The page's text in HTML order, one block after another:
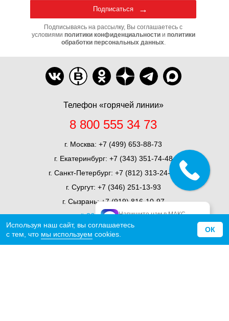
О компании
Телефон «горячей линии»
8 800 555 34 73
г. Москва: +7 (499) 653-88-73
г. Екатеринбург: +7 (343) 351-74-48
г. Санкт-Петербург: +7 (812) 313-24-71
г. Сургут: +7 (346) 251-13-93
г. Сызрань:+7 (919) 816-10-97
ещё 36 представительств
Подписаться
Подписываясь на рассылку, Вы соглашаетесь с
условиями политики конфиденциальностии политики
обработки персональных данных.
Напишите нам в МАКС
официальный МАКС
Используя наш сайт, вы соглашаетесь
с тем, что мы используем cookies.
ОК